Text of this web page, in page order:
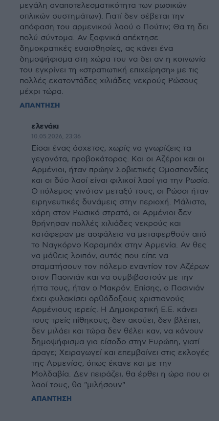
μεγάλη αναποτελεσματικότητα των ρωσικών
οπλικών συστημάτων). Γιατί δεν σέβεται την
απόφαση του αρμενικού λαού ο Πούτιν; Θα τη δει
πολύ σύντομα. Αν ξαφνικά απέκτησε
δημοκρατικές ευαισθησίες, ας κάνει ένα
δημοψήφισμα στη χώρα του να δει αν η κοινωνία
του εγκρίνει τη «στρατιωτική επιχείρηση» με τις
πολλές εκατοντάδες χιλιάδες νεκρούς Ρώσους
μέχρι τώρα.
ΑΠΑΝΤΗΣΗ
ελενάκι
10.05.2026, 23:36
Είσαι ένας άσχετος, χωρίς να γνωρίζεις τα
γεγονότα, προβοκάτορας. Και οι Αζέροι και οι
Αρμένιοι, ήταν πρώην Σοβιετικές Ομοσπονδίες
και οι δύο λαοί είναι φιλικοί λαοί για την Ρωσία.
Ο πόλεμος γινόταν μεταξύ τους, οι Ρώσοι ήταν
ειρηνευτικές δυνάμεις στην περιοχή. Μάλιστα,
χάρη στον Ρωσικό στρατό, οι Αρμένιοι δεν
θρήνησαν πολλές χιλιάδες νεκρούς και
κατάφεραν με ασφάλεια να μεταφερθούν από
το Ναγκόρνο Καραμπάχ στην Αρμενία. Αν θες
να μάθεις λοιπόν, αυτός που είπε να
σταματήσουν τον πόλεμο εναντίον τον Αζέρων
στον Πασινιάν και να συμβιβαστούν με την
ήττα τους, ήταν ο Μακρόν. Επίσης, ο Πασινιάν
έχει φυλακίσει ορθόδοξους χριστιανούς
Αρμένιους ιερείς. Η Δημοκρατική Ε.Ε. κάνει
τους τρείς πίθηκους, δεν ακούει, δεν βλέπει,
δεν μιλάει και τώρα δεν θέλει καν, να κάνουν
δημοψήφισμα για είσοδο στην Ευρώπη, γιατί
άραγε; Χειραγωγεί και επεμβαίνει στις εκλογές
της Αρμενίας, όπως έκανε και με την
Μολδαβία. Δεν πειράζει, θα έρθει η ώρα που οι
λαοί τους, θα "μιλήσουν".
ΑΠΑΝΤΗΣΗ